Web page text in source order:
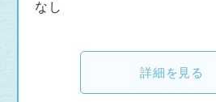
なし
詳細を見る